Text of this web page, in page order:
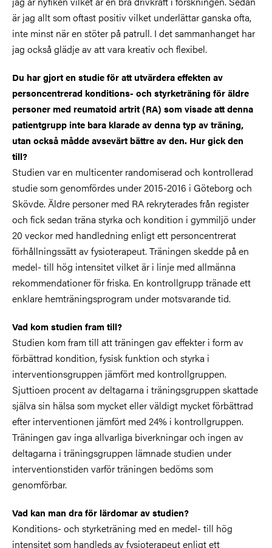
är jag allt som oftast positiv vilket underlättar ganska ofta,
inte minst när en stöter på patrull. I det sammanhanget har
jag också glädje av att vara kreativ och flexibel.
Du har gjort en studie för att utvärdera effekten av
personcentrerad konditions- och styrketräning för äldre
personer med reumatoid artrit (RA) som visade att denna
patientgrupp inte bara klarade av denna typ av träning,
utan också mådde avsevärt bättre av den. Hur gick den
till?
Studien var en multicenter randomiserad och kontrollerad
studie som genomfördes under 2015-2016 i Göteborg och
Skövde. Äldre personer med RA rekryterades från register
och fick sedan träna styrka och kondition i gymmiljö under
20 veckor med handledning enligt ett personcentrerat
förhållningssätt av fysioterapeut. Träningen skedde på en
medel- till hög intensitet vilket är i linje med allmänna
rekommendationer för friska. En kontrollgrupp tränade ett
enklare hemträningsprogram under motsvarande tid.
Vad kom studien fram till?
Studien kom fram till att träningen gav effekter i form av
förbättrad kondition, fysisk funktion och styrka i
interventionsgruppen jämfört med kontrollgruppen.
Sjuttioen procent av deltagarna i träningsgruppen skattade
själva sin hälsa som mycket eller väldigt mycket förbättrad
efter interventionen jämfört med 24% i kontrollgruppen.
Träningen gav inga allvarliga biverkningar och ingen av
deltagarna i träningsgruppen lämnade studien under
interventionstiden varför träningen bedöms som
genomförbar.
Vad kan man dra för lärdomar av studien?
Konditions- och styrketräning med en medel- till hög
intensitet som handleds av fysioterapeut enligt ett